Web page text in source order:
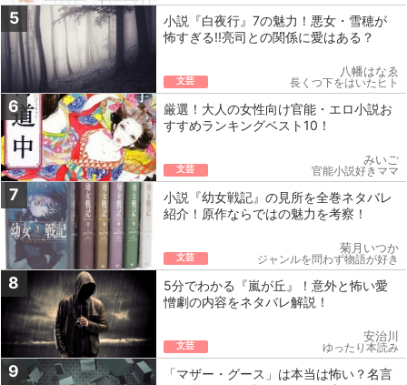
5
小説『白夜行』7の魅力！悪女・雪穂が
怖すぎる!!亮司との関係に愛はある？
文芸
八幡はなゑ
長くつ下をはいたヒト
6
厳選！大人の女性向け官能・エロ小説お
すすめランキングベスト10！
文芸
みいご
官能小説好きママ
7
小説『幼女戦記』の見所を全巻ネタバレ
紹介！原作ならではの魅力を考察！
文芸
菊月いつか
ジャンルを問わず物語が好き
8
5分でわかる『嵐が丘』！意外と怖い愛
憎劇の内容をネタバレ解説！
文芸
安治川
ゆったり本読み
9
「マザー・グース」は本当は怖い？名言